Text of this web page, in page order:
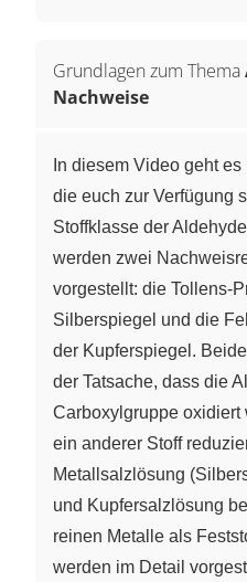
Grundlagen zum Thema
Nachweise
In diesem Video geht
die euch zur Verfügung
Stoffklasse der
werden zwei
vorgestellt: die Tollens-
Silberspiegel und die
der Kupferspiegel.
der Tatsache, dass die
Carboxylgruppe oxidiert
ein anderer Stoff
Metallsalzlösung
und Kupfersalzlösung
reinen Metalle als
werden im Detail